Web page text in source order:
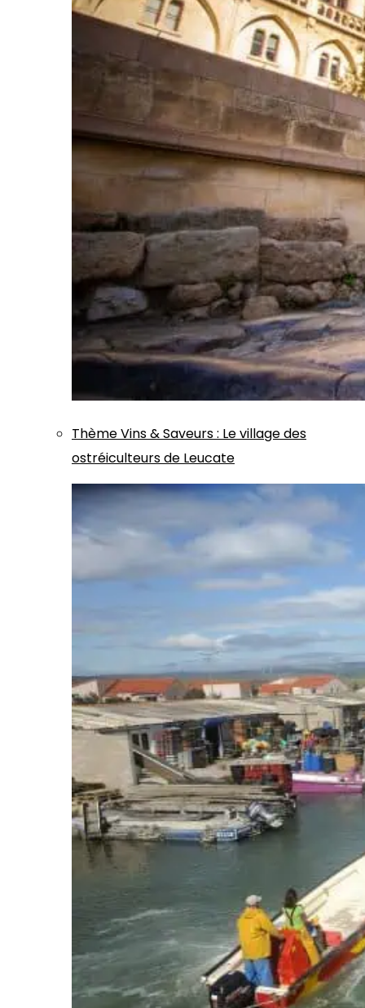
ThèmeVins & Saveurs: Le village des
ostréiculteurs de Leucate